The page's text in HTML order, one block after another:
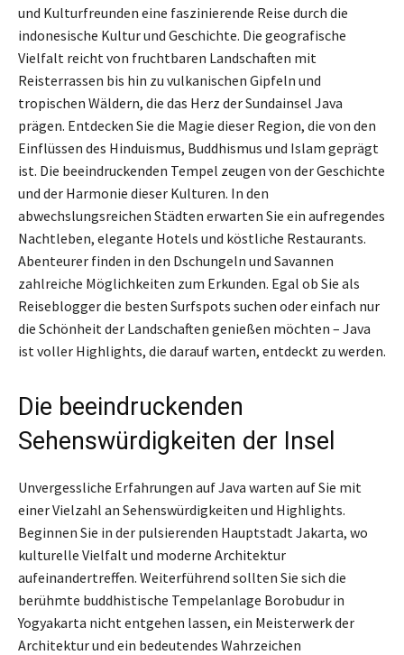
und Kulturfreunden eine faszinierende Reise durch die
indonesische Kultur und Geschichte. Die geografische
Vielfalt reicht von fruchtbaren Landschaften mit
Reisterrassen bis hin zu vulkanischen Gipfeln und
tropischen Wäldern, die das Herz der Sundainsel Java
prägen. Entdecken Sie die Magie dieser Region, die von den
Einflüssen des Hinduismus, Buddhismus und Islam geprägt
ist. Die beeindruckenden Tempel zeugen von der Geschichte
und der Harmonie dieser Kulturen. In den
abwechslungsreichen Städten erwarten Sie ein aufregendes
Nachtleben, elegante Hotels und köstliche Restaurants.
Abenteurer finden in den Dschungeln und Savannen
zahlreiche Möglichkeiten zum Erkunden. Egal ob Sie als
Reiseblogger die besten Surfspots suchen oder einfach nur
die Schönheit der Landschaften genießen möchten – Java
ist voller Highlights, die darauf warten, entdeckt zu werden.
Die beeindruckenden
Sehenswürdigkeiten der Insel
Unvergessliche Erfahrungen auf Java warten auf Sie mit
einer Vielzahl an Sehenswürdigkeiten und Highlights.
Beginnen Sie in der pulsierenden Hauptstadt Jakarta, wo
kulturelle Vielfalt und moderne Architektur
aufeinandertreffen. Weiterführend sollten Sie sich die
berühmte buddhistische Tempelanlage Borobudur in
Yogyakarta nicht entgehen lassen, ein Meisterwerk der
Architektur und ein bedeutendes Wahrzeichen